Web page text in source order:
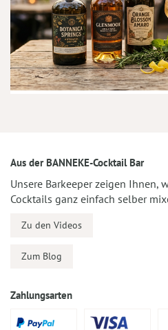
Aus der BANNEKE-Cocktail Bar
Unsere Barkeeper zeigen Ihnen,
Cocktails ganz einfach selber
Zu den Videos
Zum Blog
Zahlungsarten